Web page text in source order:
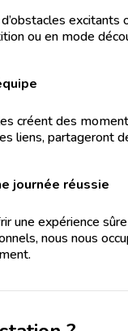
ou en mode
créent des
liens, partageront
journée réussie
une expérience
nous nous